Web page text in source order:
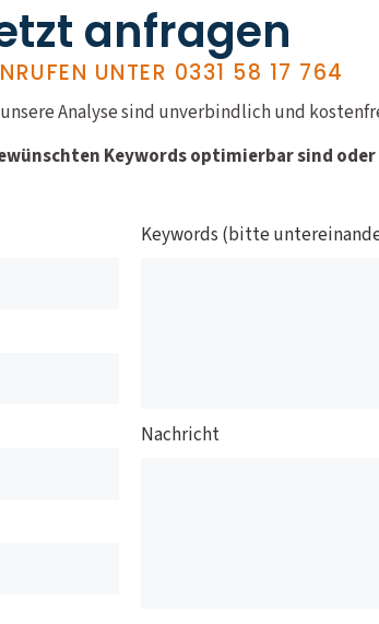
anfragen
UNTER 0331 58 17 764
Analyse sind unverbindlich und
Keywords optimierbar sind
Keywords (bitte
Nachricht